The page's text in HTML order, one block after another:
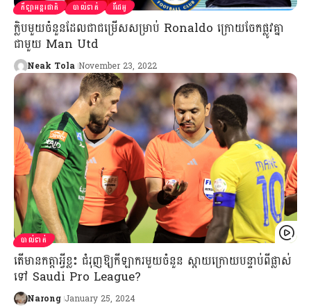
កីឡាអន្តរជាតិ បាល់ទាត់ វីដេអូ
ក្លិបមួយចំនួនដែលជាជម្រើសសម្រាប់ Ronaldo ក្រោយចែកផ្លូវគ្នា
ជាមួយ Man Utd
Neak Tola November 23, 2022
បាល់ទាត់
តើមានកត្តាអ្វីខ្លះ ជំរុញឱ្យកីឡាករមួយចំនួន ស្ដាយក្រោយបន្ទាប់ពីផ្លាស់
ទៅ Saudi Pro League?
Narong January 25, 2024